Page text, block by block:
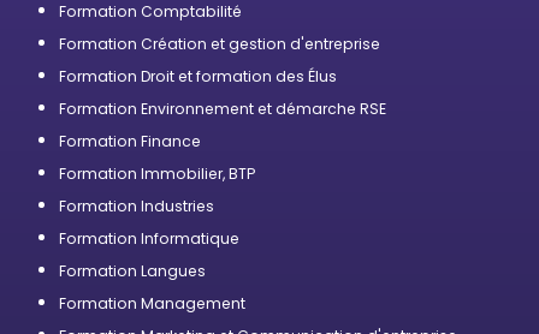
Formation Comptabilité
Formation Création et gestion d'entreprise
Formation Droit et formation des Élus
Formation Environnement et démarche RSE
Formation Finance
Formation Immobilier, BTP
Formation Industries
Formation Informatique
Formation Langues
Formation Management